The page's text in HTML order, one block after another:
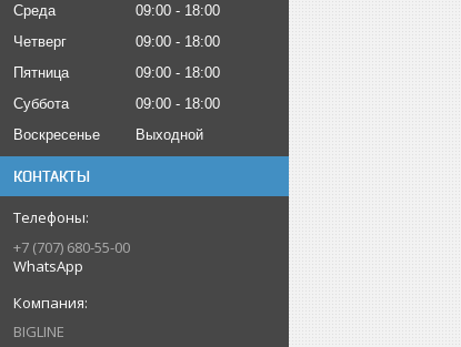
Среда
09:00
18:00
Четверг
09:00
18:00
Пятница
09:00
18:00
Суббота
09:00
18:00
Воскресенье
Выходной
КОНТАКТЫ
+7 (707) 680-55-00
WhatsApp
BIGLINE